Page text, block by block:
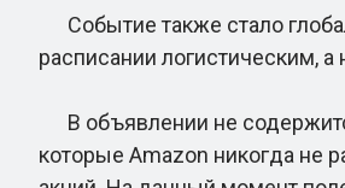
Событие также стало
расписании логистическим,
В объявлении не
которые Amazon никогда не